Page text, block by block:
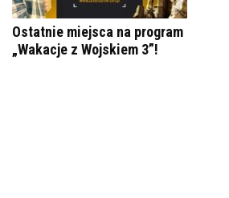
Ostatnie miejsca na program
„Wakacje z Wojskiem 3”!